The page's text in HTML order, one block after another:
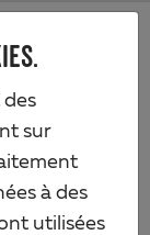
des
sur
à des
utilisées